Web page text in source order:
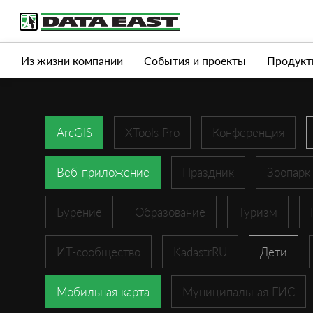
Услуги Продукты Истории успеха
Из жизни компании События и проекты
ArcGIS XTools Pro Конференция
Веб-приложение Праздник Зоопарк
Бурение Образование Туризм
ИТ-сообщество KadastrRU Дети
Мобильная карта Муниципальная ГИС